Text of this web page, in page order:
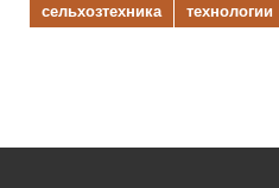
сельхозтехника
технологии